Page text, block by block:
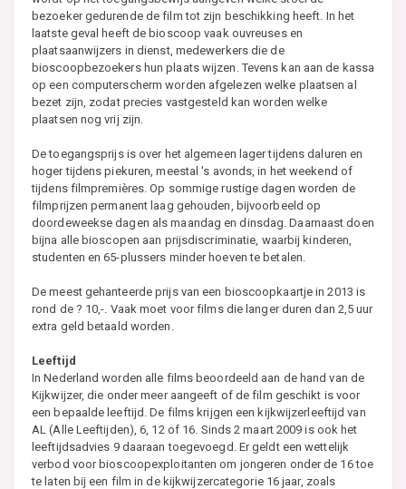
bezoeker gedurende de film tot zijn beschikking heeft. In het
laatste geval heeft de bioscoop vaak ouvreuses en
plaatsaanwijzers in dienst, medewerkers die de
bioscoopbezoekers hun plaats wijzen. Tevens kan aan de kassa
op een computerscherm worden afgelezen welke plaatsen al
bezet zijn, zodat precies vastgesteld kan worden welke
plaatsen nog vrij zijn.
De toegangsprijs is over het algemeen lager tijdens daluren en
hoger tijdens piekuren, meestal 's avonds, in het weekend of
tijdens filmpremières. Op sommige rustige dagen worden de
filmprijzen permanent laag gehouden, bijvoorbeeld op
doordeweekse dagen als maandag en dinsdag. Daarnaast doen
bijna alle bioscopen aan prijsdiscriminatie, waarbij kinderen,
studenten en 65-plussers minder hoeven te betalen.
De meest gehanteerde prijs van een bioscoopkaartje in 2013 is
rond de ? 10,-. Vaak moet voor films die langer duren dan 2,5 uur
extra geld betaald worden.
Leeftijd
In Nederland worden alle films beoordeeld aan de hand van de
Kijkwijzer, die onder meer aangeeft of de film geschikt is voor
een bepaalde leeftijd. De films krijgen een kijkwijzerleeftijd van
AL (Alle Leeftijden), 6, 12 of 16. Sinds 2 maart 2009 is ook het
leeftijdsadvies 9 daaraan toegevoegd. Er geldt een wettelijk
verbod voor bioscoopexploitanten om jongeren onder de 16 toe
te laten bij een film in de kijkwijzercategorie 16 jaar, zoals